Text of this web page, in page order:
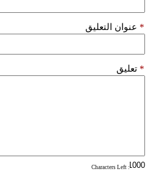
عنوان التعليق *
تعليق *
: Characters Left